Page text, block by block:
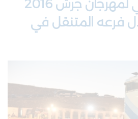
بنك الإسكان راعي لمهرجان جرش 2016
فرعه المتنقل في